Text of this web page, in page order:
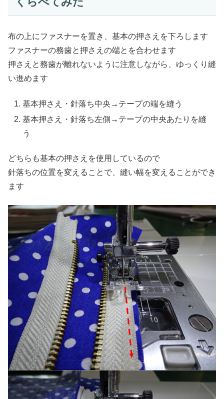
布の上にファスナーを置き、基本の押さえを下ろします
ファスナーの務歯と押さえの端とを合わせます
押さえと務歯が離れないように注意しながら、ゆっくり縫
い進めます
基本押さえ・針落ち中央→テープの端を縫う
基本押さえ・針落ち左側→テープの中央あたりを縫
う
どちらも基本の押さえを使用しているので
針落ちの位置を変えることで、縫い幅を変えることができ
ます